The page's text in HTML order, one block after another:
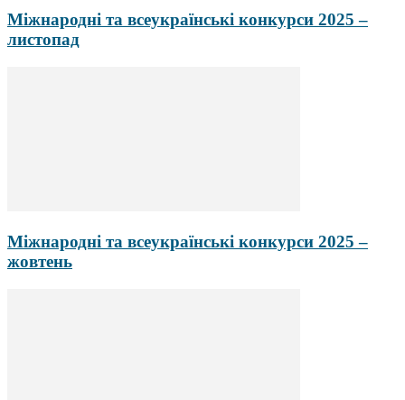
Міжнародні та всеукраїнські конкурси 2025 –
листопад
Міжнародні та всеукраїнські конкурси 2025 –
жовтень